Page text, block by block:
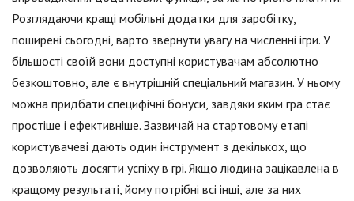
Розглядаючи кращі мобільні додатки для заробітку,
поширені сьогодні, варто звернути увагу на численні ігри. У
більшості своїй вони доступні користувачам абсолютно
безкоштовно, але є внутрішній спеціальний магазин. У ньому
можна придбати специфічні бонуси, завдяки яким гра стає
простіше і ефективніше. Зазвичай на стартовому етапі
користувачеві дають один інструмент з декількох, що
дозволяють досягти успіху в грі. Якщо людина зацікавлена в
кращому результаті, йому потрібні всі інші, але за них